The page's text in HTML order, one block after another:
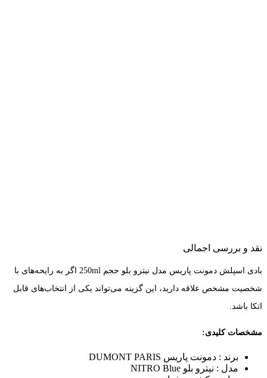
نقد و بررسی اجمالی
بادی اسپلش دمونت پاریس مدل نیترو بلو حجم 250ml اگر به رایحه‌های با
شخصیت مشخص علاقه دارید، این گزینه می‌تواند یکی از انتخاب‌های قابل
اتکا باشد.
مشخصات کلیدی:
برند : دمونت پاریس DUMONT PARIS
مدل : نیترو بلو NITRO Blue